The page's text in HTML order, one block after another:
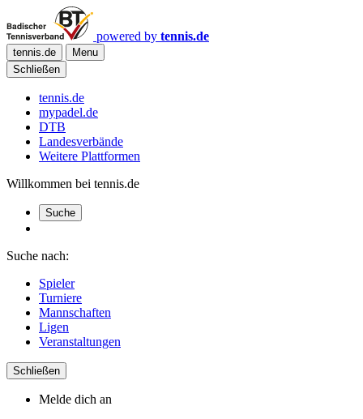
powered by tennis.de
tennis.de
Menu
Schließen
tennis.de
mypadel.de
DTB
Landesverbände
Weitere Plattformen
Willkommen bei tennis.de
Suche
Suche nach:
Spieler
Turniere
Mannschaften
Ligen
Veranstaltungen
Schließen
Melde dich an